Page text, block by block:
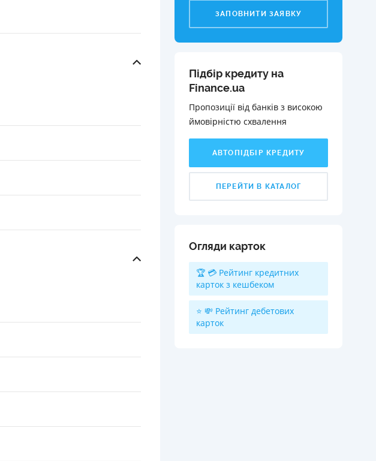
ЗАПОВНИТИ ЗАЯВКУ
Підбір кредиту на
Finance.ua
Пропозиції від банків з високою
ймовірністю схвалення️
АВТОПІДБІР КРЕДИТУ
ПЕРЕЙТИ В КАТАЛОГ
Огляди карток
🏆 💳 Рейтинг кредитних
карток з кешбеком
⭐ 💸 Рейтинг дебетових
карток